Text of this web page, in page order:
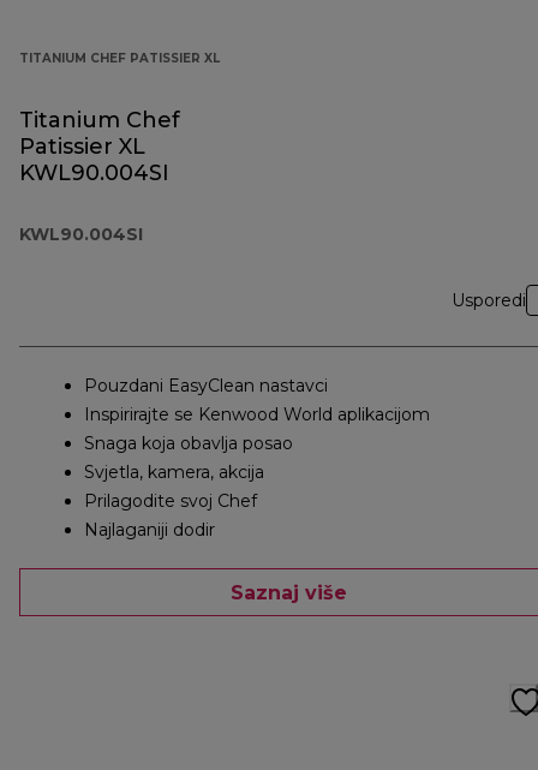
TITANIUM CHEF PATISSIER XL
Titanium Chef
Patissier XL
KWL90.004SI
KWL90.004SI
Usporedi
Pouzdani EasyClean nastavci
Inspirirajte se Kenwood World aplikacijom
Snaga koja obavlja posao
Svjetla, kamera, akcija
Prilagodite svoj Chef
Najlaganiji dodir
Saznaj više